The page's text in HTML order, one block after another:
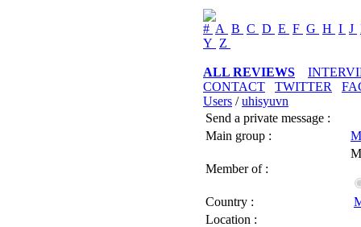
# A B C D E F G H I J
Y Z
ALL REVIEWS
CONTACT
TWITTER
Users /uhisyuvn
Send a private message :
Main group :
Member of :
Country :
Location :